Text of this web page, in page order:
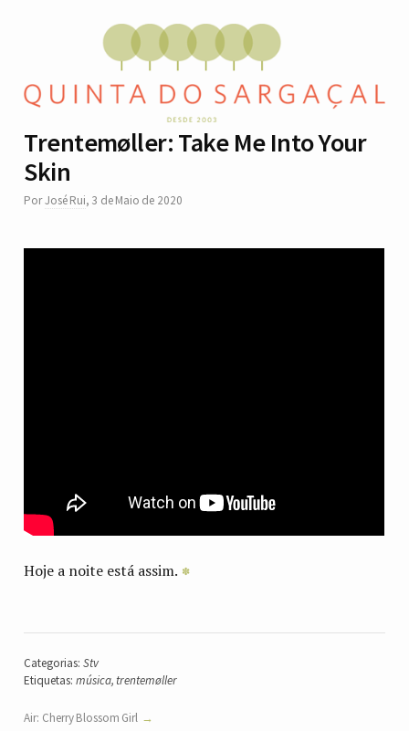
Trentemøller: Take Me Into Your
Skin
PorJosé Rui, 3 de Maio de 2020
Hoje a noite está assim.
Categorias: Stv
Etiquetas: música, trentemøller
Air: Cherry Blossom Girl